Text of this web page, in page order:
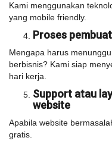
Kami menggunakan
yang mobile friendly.
Proses
Mengapa harus
berbisnis? Kami siap
hari kerja.
Support atau
website
Apabila website
gratis.